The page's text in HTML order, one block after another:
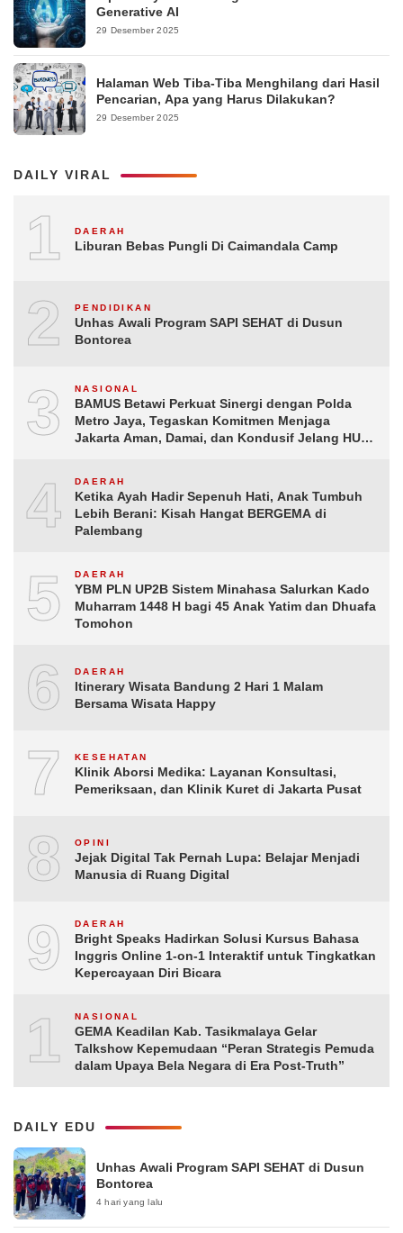
Generative AI
29 Desember 2025
Halaman Web Tiba-Tiba Menghilang dari Hasil
Pencarian, Apa yang Harus Dilakukan?
29 Desember 2025
DAILY VIRAL
1 DAERAH
Liburan Bebas Pungli Di Caimandala Camp
2 PENDIDIKAN
Unhas Awali Program SAPI SEHAT di Dusun
Bontorea
3 NASIONAL
BAMUS Betawi Perkuat Sinergi dengan Polda
Metro Jaya, Tegaskan Komitmen Menjaga
Jakarta Aman, Damai, dan Kondusif Jelang HUT
4 DAERAH
Ketika Ayah Hadir Sepenuh Hati, Anak Tumbuh
Lebih Berani: Kisah Hangat BERGEMA di
Palembang
5 DAERAH
YBM PLN UP2B Sistem Minahasa Salurkan Kado
Muharram 1448 H bagi 45 Anak Yatim dan Dhuafa
Tomohon
6 DAERAH
Itinerary Wisata Bandung 2 Hari 1 Malam
Bersama Wisata Happy
7 KESEHATAN
Klinik Aborsi Medika: Layanan Konsultasi,
Pemeriksaan, dan Klinik Kuret di Jakarta Pusat
8 OPINI
Jejak Digital Tak Pernah Lupa: Belajar Menjadi
Manusia di Ruang Digital
9 DAERAH
Bright Speaks Hadirkan Solusi Kursus Bahasa
Inggris Online 1-on-1 Interaktif untuk Tingkatkan
Kepercayaan Diri Bicara
10NASIONAL
GEMA Keadilan Kab. Tasikmalaya Gelar
Talkshow Kepemudaan “Peran Strategis Pemuda
dalam Upaya Bela Negara di Era Post-Truth”
DAILY EDU
Unhas Awali Program SAPI SEHAT di Dusun
Bontorea
4 hari yang lalu